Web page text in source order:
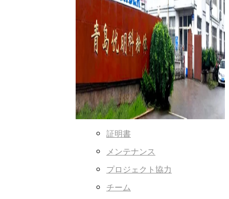
証明書
メンテナンス
プロジェクト協力
チーム